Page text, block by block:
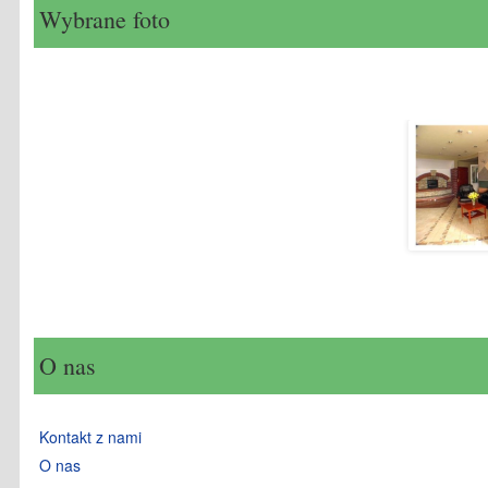
Wybrane foto
O nas
Kontakt z nami
O nas